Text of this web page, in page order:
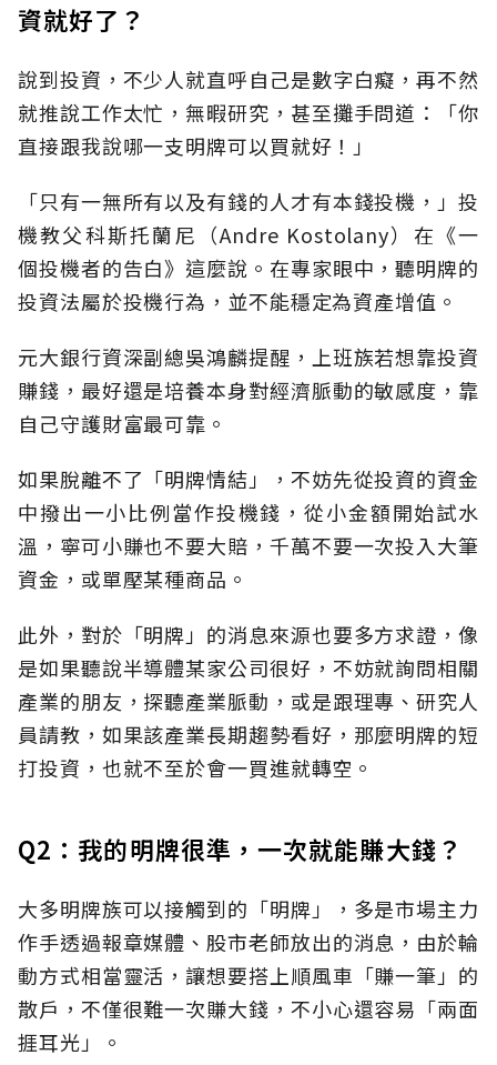
資就好了？
說到投資，不少人就直呼自己是數字白癡，再不然
就推說工作太忙，無暇研究，甚至攤手問道：「你
直接跟我說哪一支明牌可以買就好！」
「只有一無所有以及有錢的人才有本錢投機，」投
機教父科斯托蘭尼（Andre Kostolany）在《一
個投機者的告白》這麼說。在專家眼中，聽明牌的
投資法屬於投機行為，並不能穩定為資產增值。
元大銀行資深副總吳鴻麟提醒，上班族若想靠投資
賺錢，最好還是培養本身對經濟脈動的敏感度，靠
自己守護財富最可靠。
如果脫離不了「明牌情結」，不妨先從投資的資金
中撥出一小比例當作投機錢，從小金額開始試水
溫，寧可小賺也不要大賠，千萬不要一次投入大筆
資金，或單壓某種商品。
此外，對於「明牌」的消息來源也要多方求證，像
是如果聽說半導體某家公司很好，不妨就詢問相關
產業的朋友，探聽產業脈動，或是跟理專、研究人
員請教，如果該產業長期趨勢看好，那麼明牌的短
打投資，也就不至於會一買進就轉空。
Q2：我的明牌很準，一次就能賺大錢？
大多明牌族可以接觸到的「明牌」，多是市場主力
作手透過報章媒體、股市老師放出的消息，由於輪
動方式相當靈活，讓想要搭上順風車「賺一筆」的
散戶，不僅很難一次賺大錢，不小心還容易「兩面
捱耳光」。